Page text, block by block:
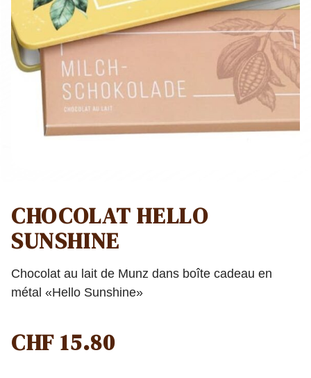
CHOCOLAT HELLO
SUNSHINE
Chocolat au lait de Munz dans boîte cadeau en
métal «Hello Sunshine»
CHF 15.80